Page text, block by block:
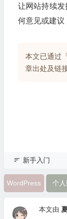
让网站持续
何意见或建议
本文已通过
章出处及链接
新手入门
WordPress 个
本文由